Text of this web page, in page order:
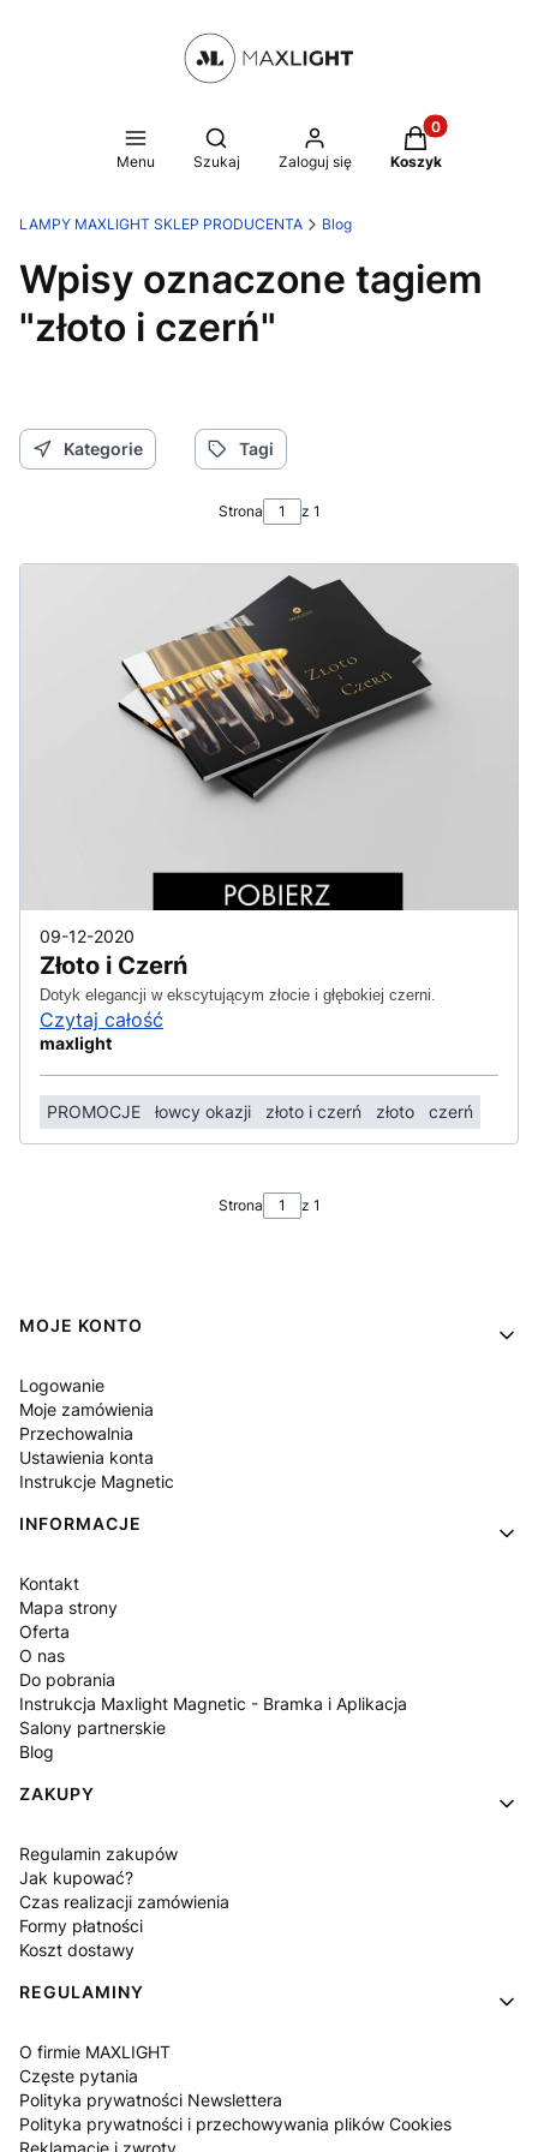
Menu
Otwórz wyszukiwarkę
Szukaj Zaloguj się
Produkty w
Koszyk
LAMPY MAXLIGHT SKLEP PRODUCENTA Blog
Wpisy oznaczone tagiem
"złoto i czerń"
Kategorie Tagi
Strona z 1
09-12-2020
Złoto i Czerń
Dotyk elegancji w ekscytującym złocie i głębokiej czerni.
Czytaj całość
maxlight
PROMOCJE łowcy okazji złoto i czerń złoto czerń
Strona z 1
Linki w stopce
MOJE KONTO
Logowanie
Moje zamówienia
Przechowalnia
Ustawienia konta
Instrukcje Magnetic
INFORMACJE
Kontakt
Mapa strony
Oferta
O nas
Do pobrania
Instrukcja Maxlight Magnetic - Bramka i Aplikacja
Salony partnerskie
Blog
ZAKUPY
Regulamin zakupów
Jak kupować?
Czas realizacji zamówienia
Formy płatności
Koszt dostawy
REGULAMINY
O firmie MAXLIGHT
Częste pytania
Polityka prywatności Newslettera
Polityka prywatności i przechowywania plików Cookies
Reklamacje i zwroty